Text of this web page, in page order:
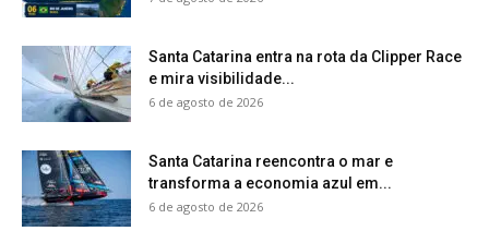
Santa Catarina entra na rota da Clipper Race
e mira visibilidade...
6 de agosto de 2026
Santa Catarina reencontra o mar e
transforma a economia azul em...
6 de agosto de 2026